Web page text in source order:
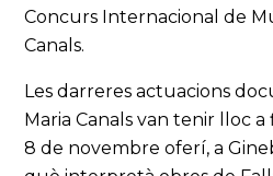
Concurs Internacional de
Canals.
Les darreres actuacions
Maria Canals van tenir lloc a
8 de novembre oferí, a